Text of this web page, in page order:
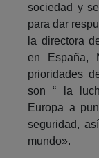
sociedad y
para dar
la directora
en España,
prioridades
son “ la
Europa a
seguridad,
mundo».